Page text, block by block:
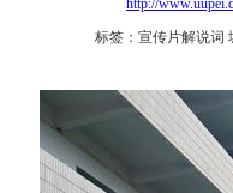
http://
标签：宣传片解说词